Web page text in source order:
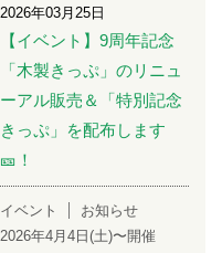
2026年03月25日
【イベント】9周年記念
「木製きっぷ」のリニュ
ーアル販売＆「特別記念
きっぷ」を配布します
🎫！
イベント
お知らせ
2026年4月4日(土)〜開催